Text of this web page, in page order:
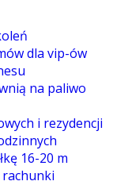
dla vip-ów
na paliwo
i rezydencji
16-20 m
rachunki